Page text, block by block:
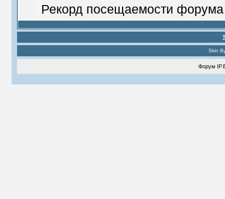
Рекорд посещаемости
Skin
Форум